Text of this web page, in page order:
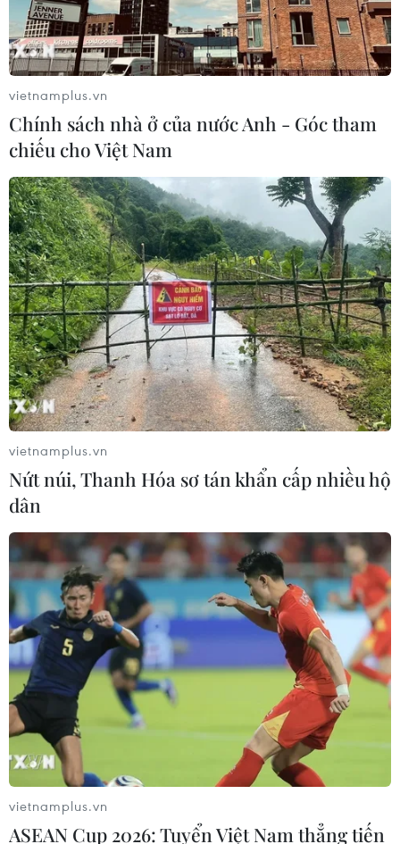
TIN CÙNG CHUYÊN MỤC
Áp thấp nhiệt đới trên vịnh Bắc Bộ sẽ
gây ảnh hưởng thế nào tới Việt Nam?
07/08/2026 14:38
vietnamplus.vn
Chính sách nhà ở của nước Anh - Góc tham
chiếu cho Việt Nam
vietnamplus.vn
Nứt núi, Thanh Hóa sơ tán khẩn cấp nhiều hộ
dân
vietnamplus.vn
ASEAN Cup 2026: Tuyển Việt Nam thẳng tiến